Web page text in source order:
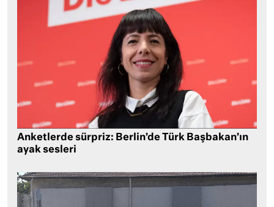
Anketlerde sürpriz: Berlin’de Türk Başbakan’ın
ayak sesleri